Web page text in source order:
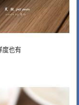
度也有